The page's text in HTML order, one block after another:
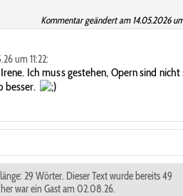
Kommentar geändert am 14.05.2026 um
um 11:22:
Ich muss gestehen, Opern sind nicht
besser.
29 Wörter. Dieser Text wurde bereits 49
war ein Gast am 02.08.26.